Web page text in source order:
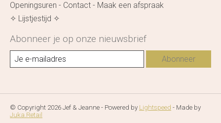
Openingsuren - Contact - Maak een afspraak
✧ Lijstjestijd ✧
Abonneer je op onze nieuwsbrief
Abonneer
© Copyright 2026 Jef & Jeanne - Powered by Lightspeed - Made by
Juka.Retail